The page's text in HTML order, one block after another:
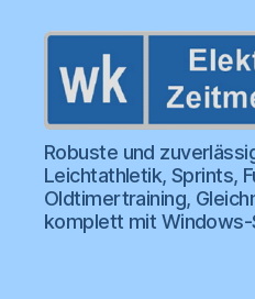
wk
Zeitmessanlagen
Robuste und
Leichtathletik, Sprints,
Oldtimertraining,
komplett mit